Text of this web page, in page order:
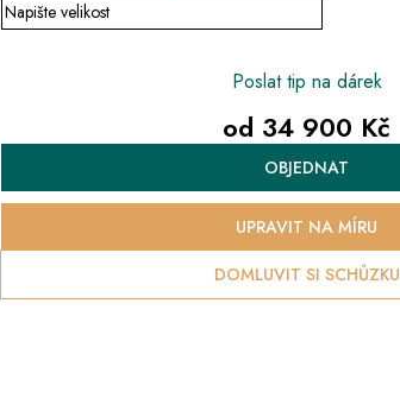
Poslat tip na dárek
od 34 900 Kč
Měrná
cena:
OBJEDNAT
DOMLUVIT SI SCHŮZKU
UPRAVIT NA MÍRU